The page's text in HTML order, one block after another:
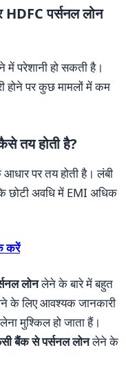
HDFC पर्सनल लोन
में परेशानी हो सकती है।
होने पर कुछ मामलों में कम
तय होती है?
पर तय होती है। लंबी
छोटी अवधि में EMI अधिक
करें
लोनलेने के बारे में बहुत
के लिए आवश्यक जानकारी
मुश्किल हो जाता हैं।
बैंक से पर्सनल लोनलेने के